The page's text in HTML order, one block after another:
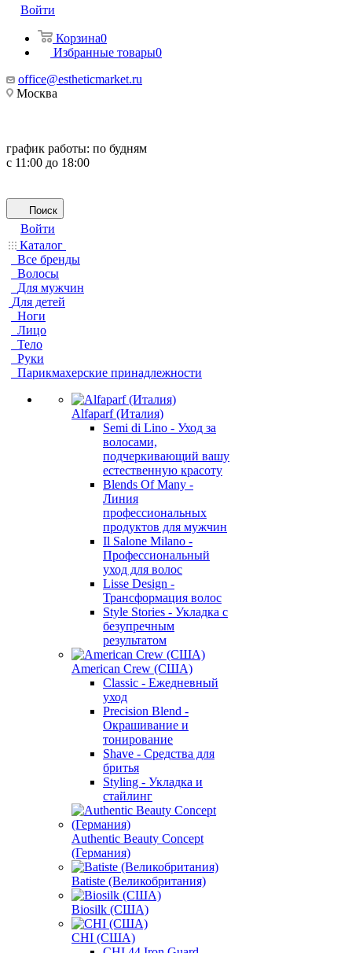
Войти
Корзина0
Избранные товары0
office@estheticmarket.ru
Москва
график работы: по будням
с 11:00 до 18:00
Поиск
Войти
Каталог
Все бренды
Волосы
Для мужчин
Для детей
Ноги
Лицо
Тело
Руки
Парикмахерские принадлежности
Alfaparf (Италия)
Semi di Lino - Уход за
волосами,
подчеркивающий вашу
естественную красоту
Blends Of Many -
Линия
профессиональных
продуктов для мужчин
Il Salone Milano -
Профессиональный
уход для волос
Lisse Design -
Трансформация волос
Style Stories - Укладка с
безупречным
результатом
American Crew (США)
Classic - Ежедневный
уход
Precision Blend -
Окрашивание и
тонирование
Shave - Средства для
бритья
Styling - Укладка и
стайлинг
Authentic Beauty Concept
(Германия)
Batiste (Великобритания)
Biosilk (США)
CHI (США)